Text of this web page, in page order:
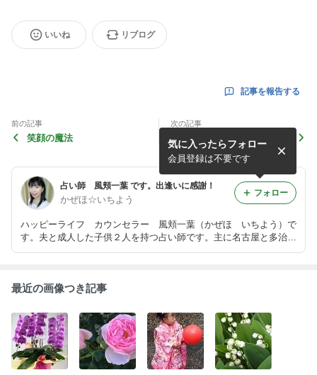
いいね リブログ
記事を報告する
前の記事
笑顔の魔法
次の記事
五黄殺に吉方位取り!?
占い師 風頬一葉 です。出逢いに感謝！
かぜほ☆いちよう
ハッピーライフ カウンセラー 風頬一葉（かぜほ いちよう）で
す。夫と成人した子供２人を持つ占い師です。主に名古屋と多治見
市で鑑定しています。イベントなど出張鑑定も承ります。ホームペ
気に入ったらフォロー
会員登録は不要です
フォロー
最近の画像つき記事